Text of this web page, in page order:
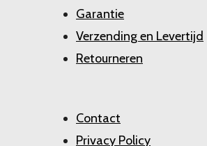
Garantie
Verzending en Levertijd
Retourneren
Contact
Privacy Policy